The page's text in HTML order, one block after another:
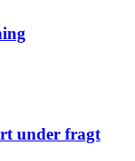
under fragt